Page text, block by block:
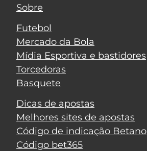
Sobre
Futebol
Mercado da Bola
Mídia Esportiva e bastidores
Torcedoras
Basquete
Dicas de apostas
Melhores sites de apostas
Código de indicação Betano
Código bet365